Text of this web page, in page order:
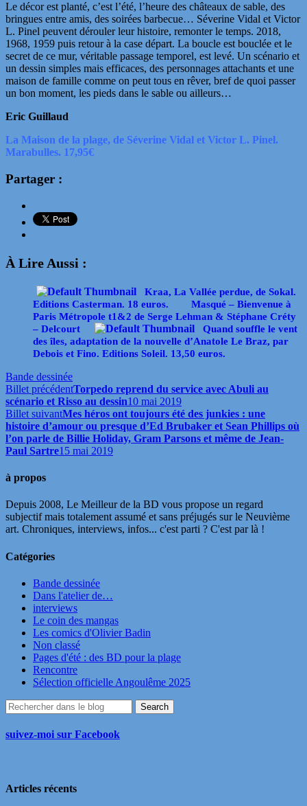
Le décor est planté, c’est l’été, l’heure des châteaux de sable, des
bringues entre amis, des soirées barbecue… Séverine Vidal et Victor
L. Pinel peuvent dérouler leur histoire, remonter le temps. 2018,
1968, 1959 puis retour à la case départ. La boucle est bouclée et le
secret de ce mur, véritable passage temporel, est levé. Un scénario et
un dessin simples mais efficaces, des personnages attachants et une
maison de famille comme on peut tous en rêver, bref de quoi passer
un bon moment, les pieds dans le sable ou ailleurs…
Eric Guillaud
La Maison de la plage, de Séverine Vidal et Victor L. Pinel.
Marabulles. 17,95€
Partager :
À Lire Aussi :
Kraa, La Vallée perdue, de Sokal.
Editions Casterman. 18 euros.
Masqué – Bienvenue à
Paris Métropole t1&2 de Serge Lehman & Stéphane Créty
– Delcourt
Quand souffle le vent
des îles, adaptation de la nouvelle d’Anatole Le Braz, par
Debois et Fino. Editions Soleil. 13,50 euros.
Bande dessinée
Billet précédentTorpedo reprend du service avec Abuli au
scénario et Risso au dessin10 mai 2019
Billet suivantMes héros ont toujours été des junkies : une
histoire d’amour ou presque d’Ed Brubaker et Sean Phillips où
l’on parle de Billie Holiday, Gram Parsons et même de Jean-
Paul Sartre15 mai 2019
à propos
Depuis 2008, Le Meilleur de la BD vous propose un regard
subjectif mais totalement assumé et sans préjugés sur le Neuvième
art. Chroniques, interviews, infos... c'est parti ? C'est par là !
Catégories
Bande dessinée
Dans l'atelier de…
interviews
Le coin des mangas
Les comics d'Olivier Badin
Non classé
Pages d'été : des BD pour la plage
Rencontre
Sélection officielle Angoulême 2025
suivez-moi sur Facebook
Articles récents